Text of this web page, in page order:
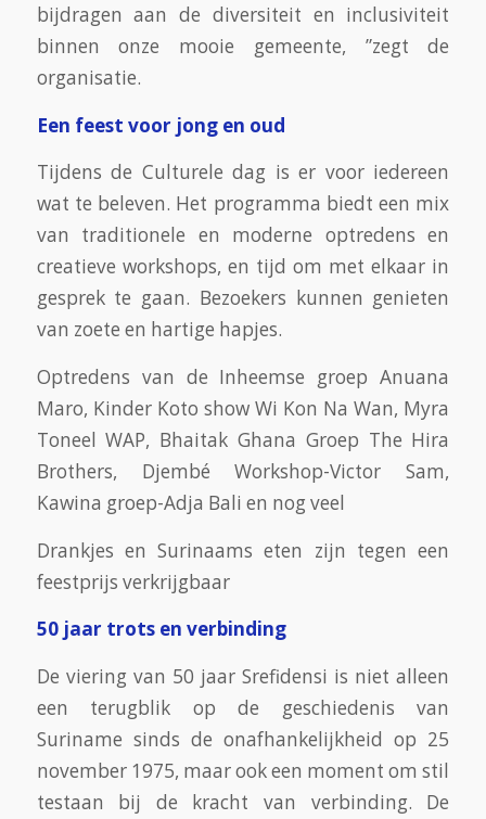
bijdragen aan de diversiteit en inclusiviteit
binnen onze mooie gemeente, ”zegt de
organisatie.
Een feest voor jong en oud
Tijdens de Culturele dag is er voor iedereen
wat te beleven. Het programma biedt een mix
van traditionele en moderne optredens en
creatieve workshops, en tijd om met elkaar in
gesprek te gaan. Bezoekers kunnen genieten
van zoete en hartige hapjes.
Optredens van de Inheemse groep Anuana
Maro, Kinder Koto show Wi Kon Na Wan, Myra
Toneel WAP, Bhaitak Ghana Groep The Hira
Brothers, Djembé Workshop-Victor Sam,
Kawina groep-Adja Bali en nog veel
Drankjes en Surinaams eten zijn tegen een
feestprijs verkrijgbaar
50 jaar trots en verbinding
De viering van 50 jaar Srefidensi is niet alleen
een terugblik op de geschiedenis van
Suriname sinds de onafhankelijkheid op 25
november 1975, maar ook een moment om stil
testaan bij de kracht van verbinding. De